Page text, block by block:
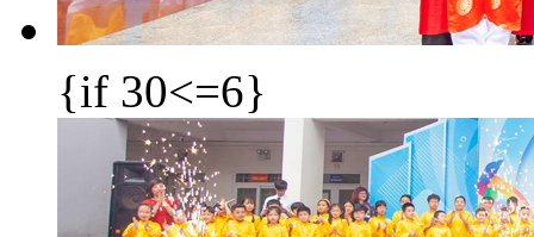
{if 30<=6}